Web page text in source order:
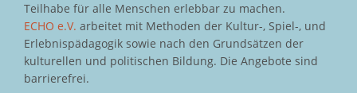
Teilhabe für alle Menschen erlebbar zu machen.
ECHO e.V. arbeitet mit Methoden der Kultur-, Spiel-, und
Erlebnispädagogik sowie nach den Grundsätzen der
kulturellen und politischen Bildung. Die Angebote sind
barrierefrei.